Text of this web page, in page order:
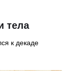
тела
к декаде